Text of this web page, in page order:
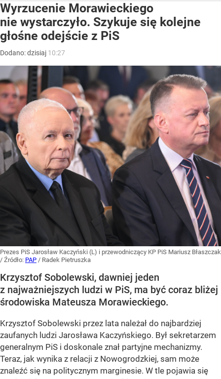
Wyrzucenie Morawieckiego
nie wystarczyło. Szykuje się kolejne
głośne odejście z PiS
Dodano:dzisiaj 10:27
Prezes PiS Jarosław Kaczyński (L) i przewodniczący KP PiS Mariusz Błaszczak
/ Źródło: PAP / Radek Pietruszka
Krzysztof Sobolewski, dawniej jeden
z najważniejszych ludzi w PiS, ma być coraz bliżej
środowiska Mateusza Morawieckiego.
Krzysztof Sobolewski przez lata należał do najbardziej
zaufanych ludzi Jarosława Kaczyńskiego. Był sekretarzem
generalnym PiS i doskonale znał partyjne mechanizmy.
Teraz, jak wynika z relacji z Nowogrodzkiej, sam może
znaleźć się na politycznym marginesie. W tle pojawia się